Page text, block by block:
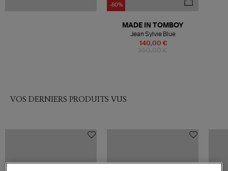
-60%
140,00 €
MADE IN TOMBOY
Jean Sylvie Blue
VOS DERNIERS PRODUITS VUS